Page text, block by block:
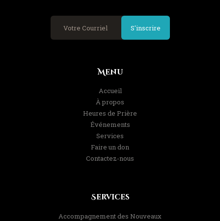
S'inscrire
Menu
Accueil
À propos
Heures de Prière
Événements
Services
Faire un don
Contactez-nous
Services
Accompagnement des Nouveaux